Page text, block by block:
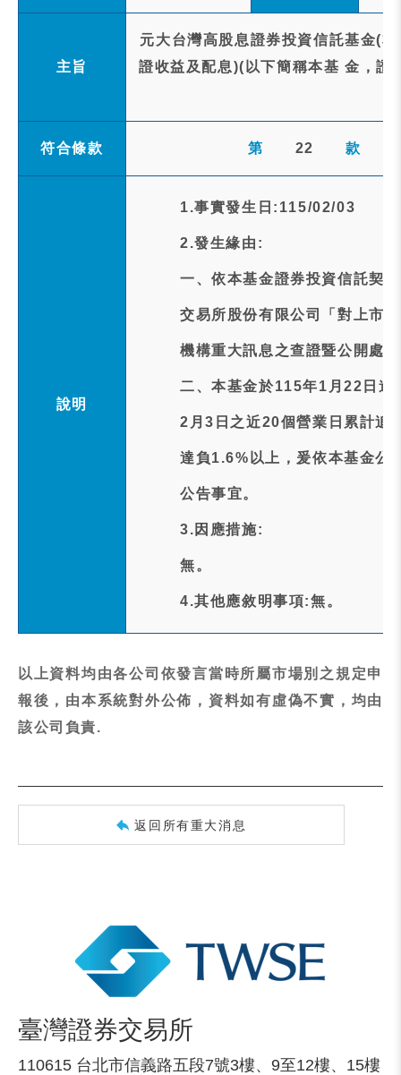
主旨
元大台灣高股息證券投資信託基金(
證收益及配息)(以下簡稱本基 金，證
符合條款 第 22 款
說明
1.事實發生日:115/02/03
2.發生緣由:
一、依本基金證券投資信託契
交易所股份有限公司「對上市
機構重大訊息之查證暨公開處
二、本基金於115年1月22日進
2月3日之近20個營業日累計
達負1.6%以上，爰依本基金公
公告事宜。
3.因應措施:
無。
4.其他應敘明事項:無。
以上資料均由各公司依發言當時所屬市場別之規定申
報後，由本系統對外公佈，資料如有虛偽不實，均由
該公司負責.
返回所有重大消息
臺灣證券交易所
110615 台北市信義路五段7號3樓、9至12樓、15樓